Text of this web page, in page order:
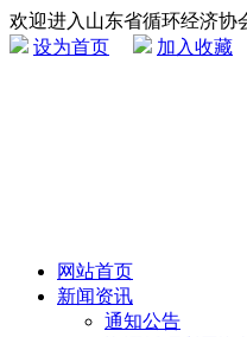
欢迎进入山东省循环经济协
设为首页
加入收藏
网站首页
新闻资讯
通知公告